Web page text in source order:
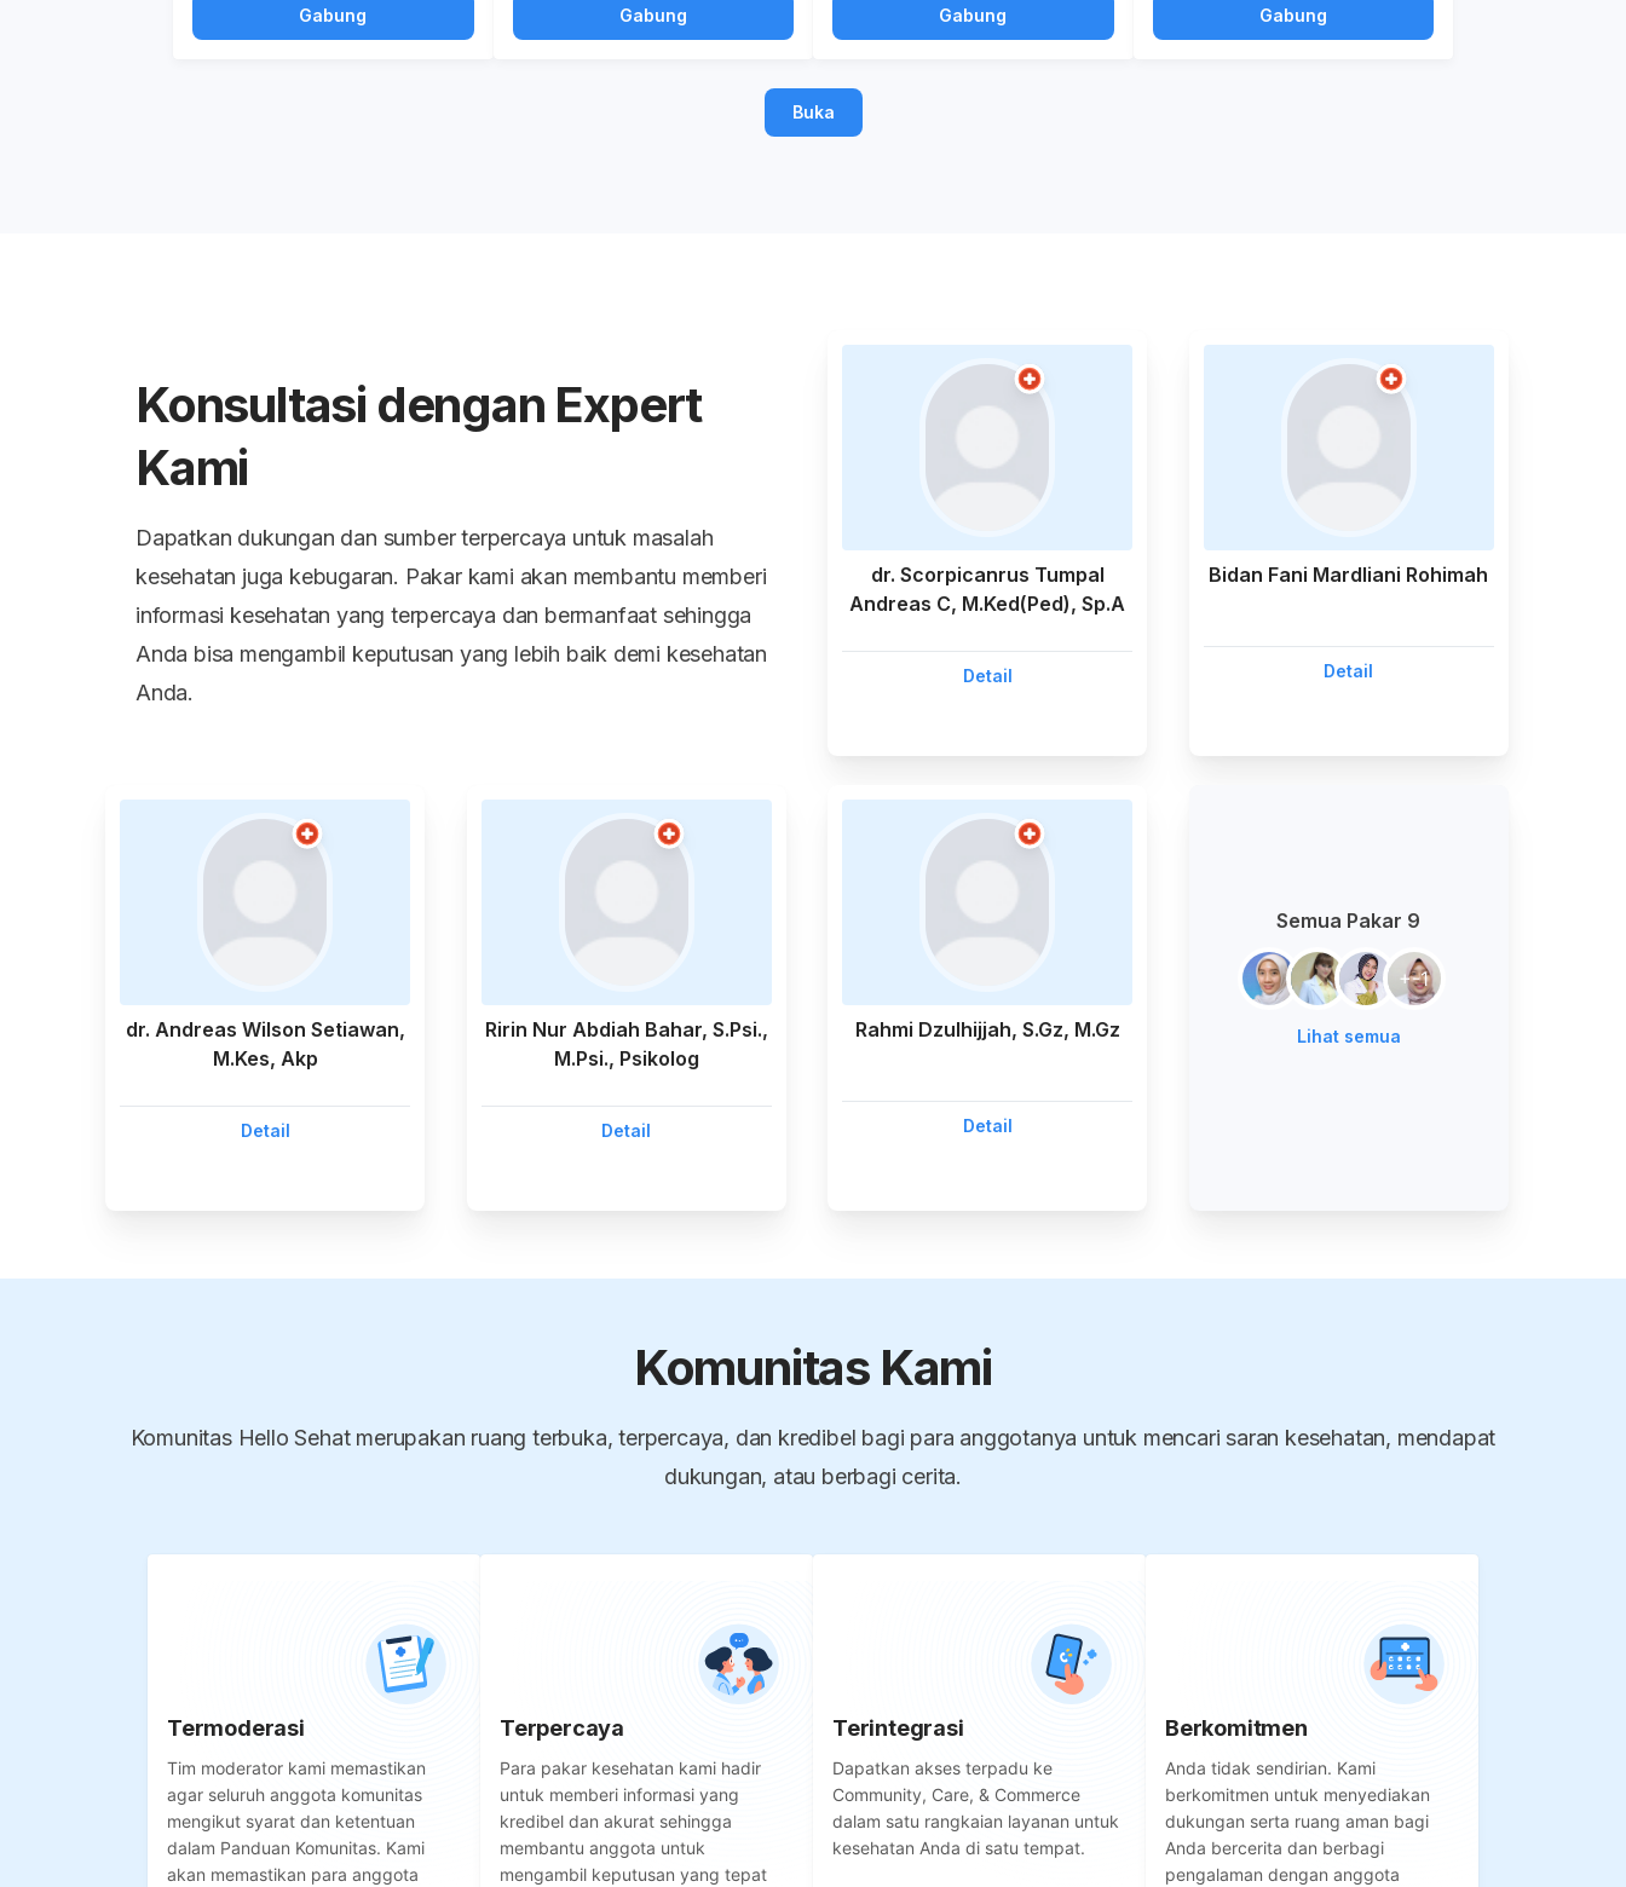
Gabung Gabung Gabung Gabung
Buka
Konsultasi dengan Expert
Kami
Dapatkan dukungan dan sumber terpercaya untuk masalah
kesehatan juga kebugaran. Pakar kami akan membantu memberi
informasi kesehatan yang terpercaya dan bermanfaat sehingga
Anda bisa mengambil keputusan yang lebih baik demi kesehatan
Anda.
dr. Scorpicanrus Tumpal
Andreas C, M.Ked(Ped), Sp.A
Detail
Bidan Fani Mardliani Rohimah
Detail
dr. Andreas Wilson Setiawan,
M.Kes, Akp
Detail
Ririn Nur Abdiah Bahar, S.Psi.,
M.Psi., Psikolog
Detail
Rahmi Dzulhijjah, S.Gz, M.Gz
Detail
Semua Pakar 9
+-1
Lihat semua
Komunitas Kami
Komunitas Hello Sehat merupakan ruang terbuka, terpercaya, dan kredibel bagi para anggotanya untuk mencari saran kesehatan, mendapat
dukungan, atau berbagi cerita.
Termoderasi
Tim moderator kami memastikan
agar seluruh anggota komunitas
mengikut syarat dan ketentuan
dalam Panduan Komunitas. Kami
akan memastikan para anggota
Terpercaya
Para pakar kesehatan kami hadir
untuk memberi informasi yang
kredibel dan akurat sehingga
membantu anggota untuk
mengambil keputusan yang tepat
Terintegrasi
Dapatkan akses terpadu ke
Community, Care, & Commerce
dalam satu rangkaian layanan untuk
kesehatan Anda di satu tempat.
Berkomitmen
Anda tidak sendirian. Kami
berkomitmen untuk menyediakan
dukungan serta ruang aman bagi
Anda bercerita dan berbagi
pengalaman dengan anggota